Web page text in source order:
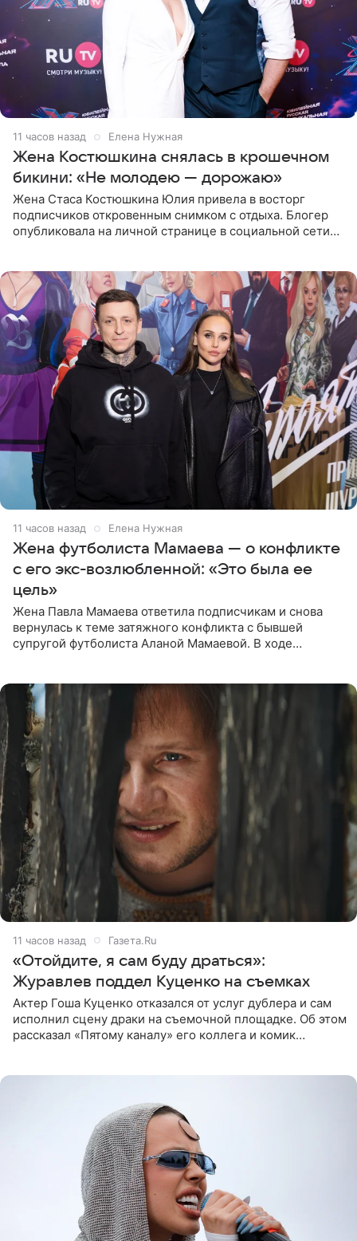
11 часов назад Елена Нужная
Жена Костюшкина снялась в крошечном
бикини: «Не молодею — дорожаю»
Жена Стаса Костюшкина Юлия привела в восторг
подписчиков откровенным снимком с отдыха. Блогер
опубликовала на личной странице в социальной сети
11 часов назад Елена Нужная
Жена футболиста Мамаева — о конфликте
с его экс-возлюбленной: «Это была ее
цель»
Жена Павла Мамаева ответила подписчикам и снова
вернулась к теме затяжного конфликта с бывшей
супругой футболиста Аланой Мамаевой. В ходе
11 часов назад Газета.Ru
«Отойдите, я сам буду драться»:
Журавлев поддел Куценко на съемках
Актер Гоша Куценко отказался от услуг дублера и сам
исполнил сцену драки на съемочной площадке. Об этом
рассказал «Пятому каналу» его коллега и комик